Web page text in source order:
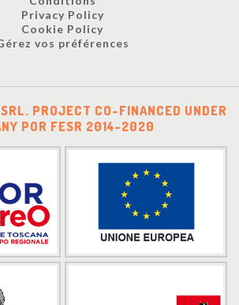
Privacy Policy
Cookie Policy
vos préférences
PROJECT CO-FINANCED UNDER
POR FESR 2014-2020